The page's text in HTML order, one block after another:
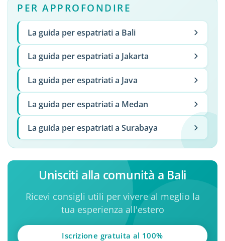
PER APPROFONDIRE
La guida per espatriati a Bali
La guida per espatriati a Jakarta
La guida per espatriati a Java
La guida per espatriati a Medan
La guida per espatriati a Surabaya
Unisciti alla comunità a Bali
Ricevi consigli utili per vivere al meglio la
tua esperienza all'estero
Iscrizione gratuita al 100%